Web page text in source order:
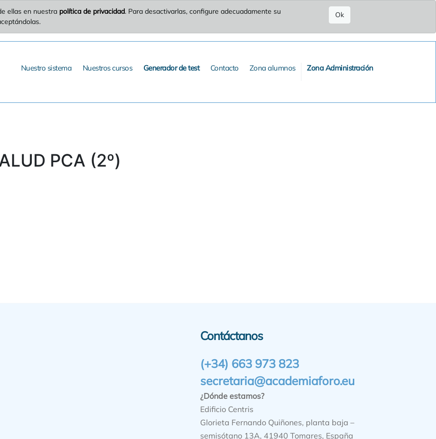
ellas en nuestra política de privacidad. Para desactivarlas, configure adecuadamente su
Ok
Nuestro sistema Nuestros cursos Generador de test Contacto Zona alumnos Zona Administración
PCA (2º)
Contáctanos
(+34) 663 973 823
secretaria@academiaforo.eu
¿Dónde estamos?
Edificio Centris
Glorieta Fernando Quiñones, planta baja –
semisótano 13A, 41940 Tomares, España